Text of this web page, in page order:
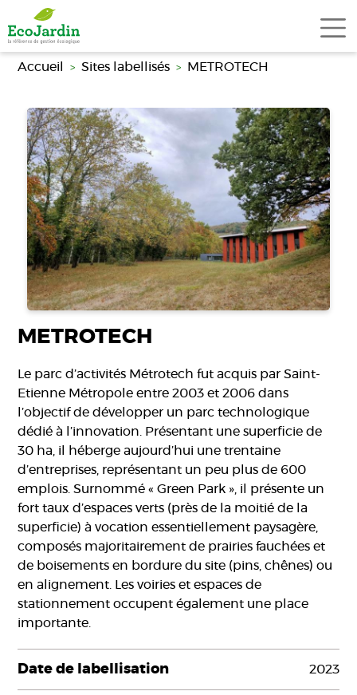
Aller au contenu principal
Accueil Sites labellisés METROTECH
METROTECH
Le parc d’activités Métrotech fut acquis par Saint-
Etienne Métropole entre 2003 et 2006 dans
l’objectif de développer un parc technologique
dédié à l’innovation. Présentant une superficie de
30 ha, il héberge aujourd’hui une trentaine
d’entreprises, représentant un peu plus de 600
emplois. Surnommé « Green Park », il présente un
fort taux d’espaces verts (près de la moitié de la
superficie) à vocation essentiellement paysagère,
composés majoritairement de prairies fauchées et
de boisements en bordure du site (pins, chênes) ou
en alignement. Les voiries et espaces de
stationnement occupent également une place
importante.
Date de labellisation 2023